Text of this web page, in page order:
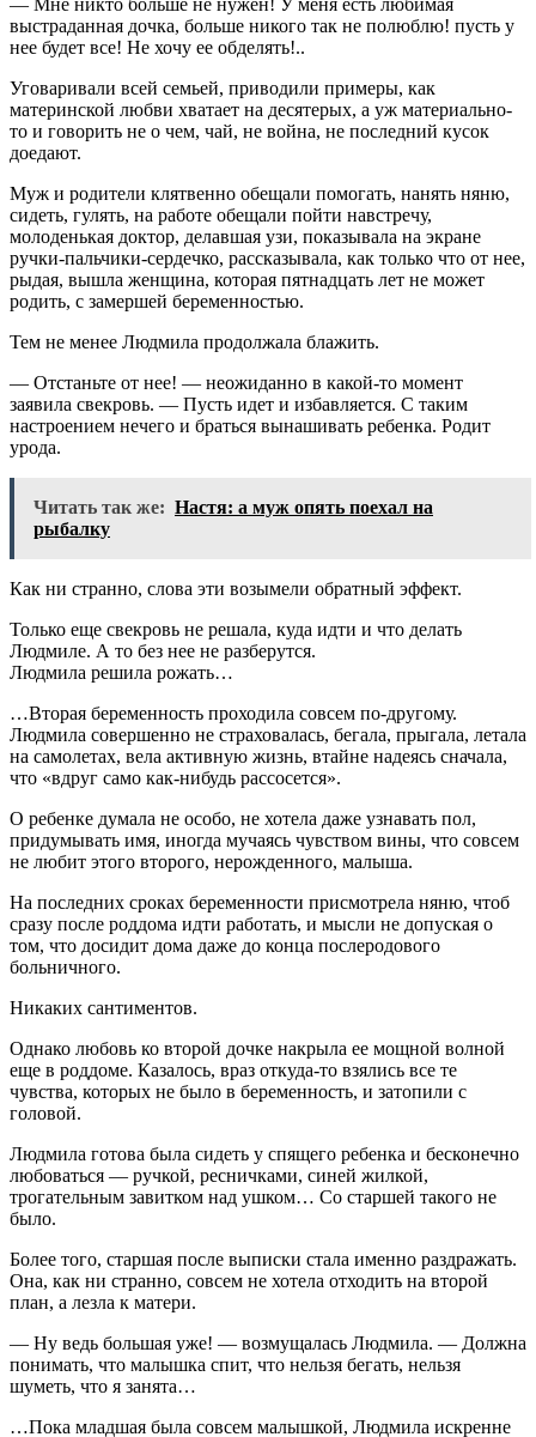
выстраданная дочка, больше никого так не полюблю! пусть у
нее будет все! Не хочу ее обделять!..
Уговаривали всей семьей, приводили примеры, как
материнской любви хватает на десятерых, а уж материально-
то и говорить не о чем, чай, не война, не последний кусок
доедают.
Муж и родители клятвенно обещали помогать, нанять няню,
сидеть, гулять, на работе обещали пойти навстречу,
молоденькая доктор, делавшая узи, показывала на экране
ручки-пальчики-сердечко, рассказывала, как только что от нее,
рыдая, вышла женщина, которая пятнадцать лет не может
родить, с замершей беременностью.
Тем не менее Людмила продолжала блажить.
— Отстаньте от нее! — неожиданно в какой-то момент
заявила свекровь. — Пусть идет и избавляется. С таким
настроением нечего и браться вынашивать ребенка. Родит
урода.
Читать так же: Настя: а муж опять поехал на
рыбалку
Как ни странно, слова эти возымели обратный эффект.
Только еще свекровь не решала, куда идти и что делать
Людмиле. А то без нее не разберутся.
Людмила решила рожать…
…Вторая беременность проходила совсем по-другому.
Людмила совершенно не страховалась, бегала, прыгала, летала
на самолетах, вела активную жизнь, втайне надеясь сначала,
что «вдруг само как-нибудь рассосется».
О ребенке думала не особо, не хотела даже узнавать пол,
придумывать имя, иногда мучаясь чувством вины, что совсем
не любит этого второго, нерожденного, малыша.
На последних сроках беременности присмотрела няню, чтоб
сразу после роддома идти работать, и мысли не допуская о
том, что досидит дома даже до конца послеродового
больничного.
Никаких сантиментов.
Однако любовь ко второй дочке накрыла ее мощной волной
еще в роддоме. Казалось, враз откуда-то взялись все те
чувства, которых не было в беременность, и затопили с
головой.
Людмила готова была сидеть у спящего ребенка и бесконечно
любоваться — ручкой, ресничками, синей жилкой,
трогательным завитком над ушком… Со старшей такого не
было.
Более того, старшая после выписки стала именно раздражать.
Она, как ни странно, совсем не хотела отходить на второй
план, а лезла к матери.
— Ну ведь большая уже! — возмущалась Людмила. — Должна
понимать, что малышка спит, что нельзя бегать, нельзя
шуметь, что я занята…
…Пока младшая была совсем малышкой, Людмила искренне